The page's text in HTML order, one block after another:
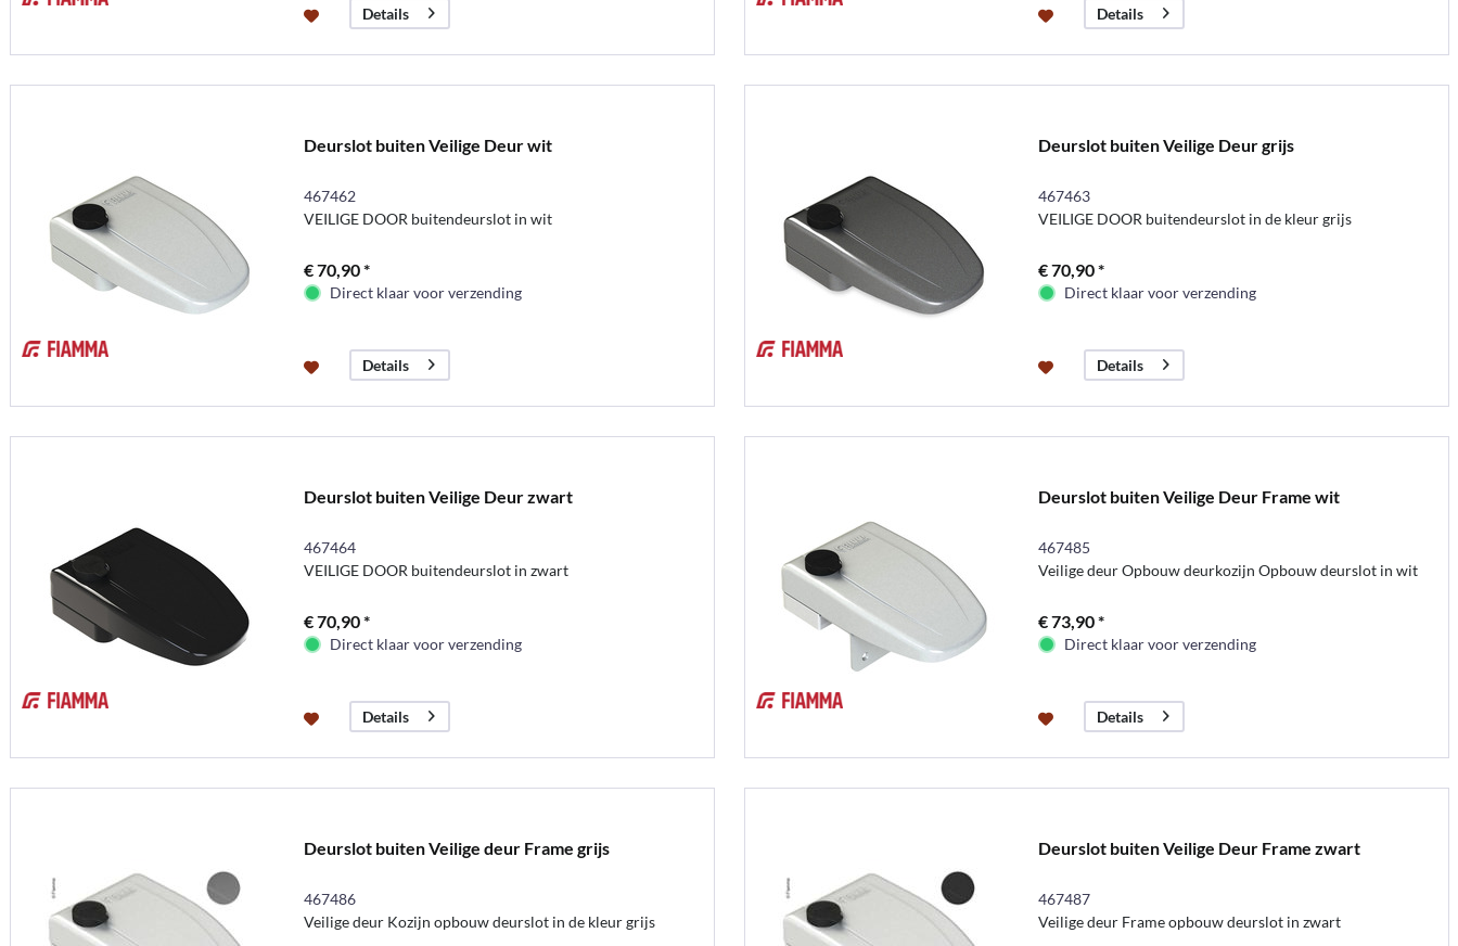
Details Details
Deurslot buiten Veilige Deur wit
467462
VEILIGE DOOR buitendeurslot in wit
€ 70,90 *
Direct klaar voor verzending
Details
Deurslot buiten Veilige Deur grijs
467463
VEILIGE DOOR buitendeurslot in de kleur grijs
€ 70,90 *
Direct klaar voor verzending
Details
Deurslot buiten Veilige Deur zwart
467464
VEILIGE DOOR buitendeurslot in zwart
€ 70,90 *
Direct klaar voor verzending
Details
Deurslot buiten Veilige Deur Frame wit
467485
Veilige deur Opbouw deurkozijn Opbouw deurslot in wit
€ 73,90 *
Direct klaar voor verzending
Details
Deurslot buiten Veilige deur Frame grijs
467486
Veilige deur Kozijn opbouw deurslot in de kleur grijs
Deurslot buiten Veilige Deur Frame zwart
467487
Veilige deur Frame opbouw deurslot in zwart